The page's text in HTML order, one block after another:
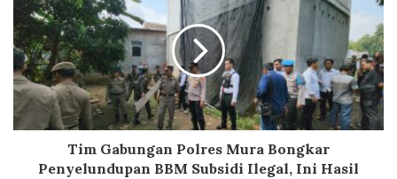
Tim Gabungan Polres Mura Bongkar
Penyelundupan BBM Subsidi Ilegal, Ini Hasil